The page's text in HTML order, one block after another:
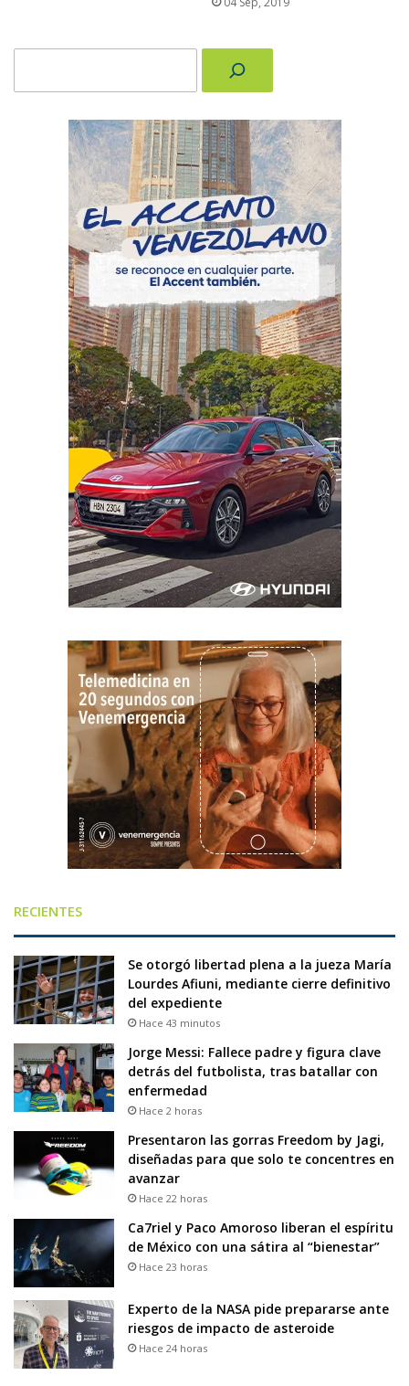
RECIENTES
Se otorgó libertad plena a la jueza María
Lourdes Afiuni, mediante cierre definitivo
del expediente
Hace 43 minutos
Jorge Messi: Fallece padre y figura clave
detrás del futbolista, tras batallar con
enfermedad
Hace 2 horas
Presentaron las gorras Freedom by Jagi,
diseñadas para que solo te concentres en
avanzar
Hace 22 horas
Ca7riel y Paco Amoroso liberan el espíritu
de México con una sátira al “bienestar”
Hace 23 horas
Experto de la NASA pide prepararse ante
riesgos de impacto de asteroide
Hace 24 horas